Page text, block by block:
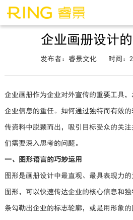
企业画册设计
发布者：睿景文化 时间：
企业画册作为企业对外宣传的重要工具
企业信息的重任。如何通过独特而有效
传资料中脱颖而出，吸引目标受众的关
们需要深入思考的问题。
一、图形语言的巧妙运用
图形是画册设计中最直观、最具表现力
图形，可以快速传达企业的核心信息和
条勾勒出企业的标志轮廓，或是用形象